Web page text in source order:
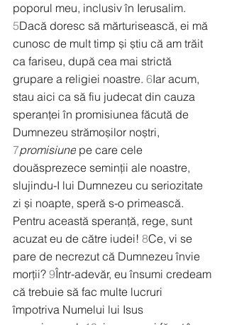
poporul meu, inclusiv în Ierusalim.
5Dacă doresc să mărturisească, ei mă
cunosc de mult timp și știu că am trăit
ca fariseu, după cea mai strictă
grupare a religiei noastre. 6Iar acum,
stau aici ca să fiu judecat din cauza
speranței în promisiunea făcută de
Dumnezeu strămoșilor noștri,
7promisiune pe care cele
douăsprezece seminții ale noastre,
slujindu-I lui Dumnezeu cu seriozitate
zi și noapte, speră s-o primească.
Pentru această speranță, rege, sunt
acuzat eu de către iudei! 8Ce, vi se
pare de necrezut că Dumnezeu învie
morții? 9Într-adevăr, eu însumi credeam
că trebuie să fac multe lucruri
împotriva Numelui lui Isus